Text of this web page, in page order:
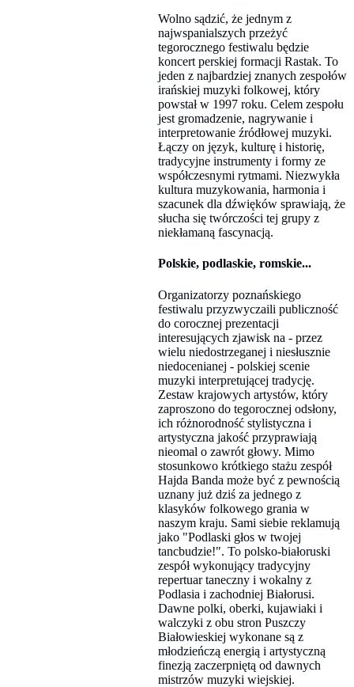
Wolno sądzić, że jednym z
najwspanialszych przeżyć
tegorocznego festiwalu będzie
koncert perskiej formacji Rastak. To
jeden z najbardziej znanych zespołów
irańskiej muzyki folkowej, który
powstał w 1997 roku. Celem zespołu
jest gromadzenie, nagrywanie i
interpretowanie źródłowej muzyki.
Łączy on język, kulturę i historię,
tradycyjne instrumenty i formy ze
współczesnymi rytmami. Niezwykła
kultura muzykowania, harmonia i
szacunek dla dźwięków sprawiają, że
słucha się twórczości tej grupy z
niekłamaną fascynacją.
Polskie, podlaskie, romskie...
Organizatorzy poznańskiego
festiwalu przyzwyczaili publiczność
do corocznej prezentacji
interesujących zjawisk na - przez
wielu niedostrzeganej i niesłusznie
niedocenianej - polskiej scenie
muzyki interpretującej tradycję.
Zestaw krajowych artystów, który
zaproszono do tegorocznej odsłony,
ich różnorodność stylistyczna i
artystyczna jakość przyprawiają
nieomal o zawrót głowy. Mimo
stosunkowo krótkiego stażu zespół
Hajda Banda może być z pewnością
uznany już dziś za jednego z
klasyków folkowego grania w
naszym kraju. Sami siebie reklamują
jako "Podlaski głos w twojej
tancbudzie!". To polsko-białoruski
zespół wykonujący tradycyjny
repertuar taneczny i wokalny z
Podlasia i zachodniej Białorusi.
Dawne polki, oberki, kujawiaki i
walczyki z obu stron Puszczy
Białowieskiej wykonane są z
młodzieńczą energią i artystyczną
finezją zaczerpniętą od dawnych
mistrzów muzyki wiejskiej.